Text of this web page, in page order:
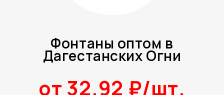
Фонтаны оптом в
Дагестанских Огни
от 32.92 ₽/шт.